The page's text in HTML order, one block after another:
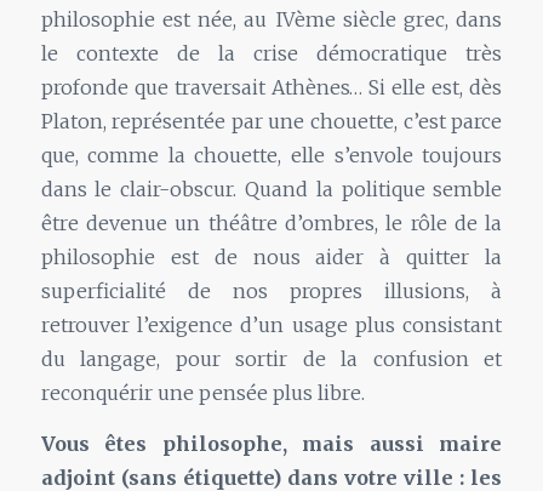
philosophie est née, au IVème siècle grec, dans
le contexte de la crise démocratique très
profonde que traversait Athènes… Si elle est, dès
Platon, représentée par une chouette, c’est parce
que, comme la chouette, elle s’envole toujours
dans le clair-obscur. Quand la politique semble
être devenue un théâtre d’ombres, le rôle de la
philosophie est de nous aider à quitter la
superficialité de nos propres illusions, à
retrouver l’exigence d’un usage plus consistant
du langage, pour sortir de la confusion et
reconquérir une pensée plus libre.
Vous êtes philosophe, mais aussi maire
adjoint (sans étiquette) dans votre ville : les